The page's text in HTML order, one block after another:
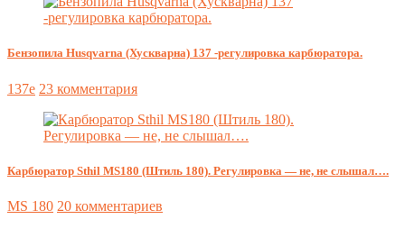
Бензопила Husqvarna (Хускварна) 137 -регулировка карбюратора.
137e 23 комментария
Карбюратор Sthil MS180 (Штиль 180). Регулировка — не, не слышал….
MS 180 20 комментариев